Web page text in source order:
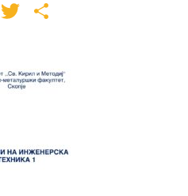
Facebook
Twitter